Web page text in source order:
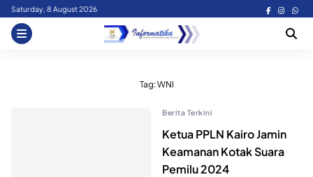
Skip
content
Saturday, 8 August 2026
Tag:WNI
Berita Terkini
Ketua PPLN Kairo Jamin
Keamanan Kotak Suara
Pemilu 2024